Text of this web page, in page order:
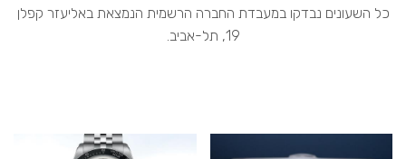
כל השעונים נבדקו במעבדת החברה הרשמית הנמצאת באליעזר קפלן
19, תל-אביב.